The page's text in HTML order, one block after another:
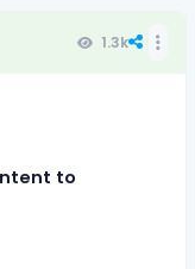
1.3k
to